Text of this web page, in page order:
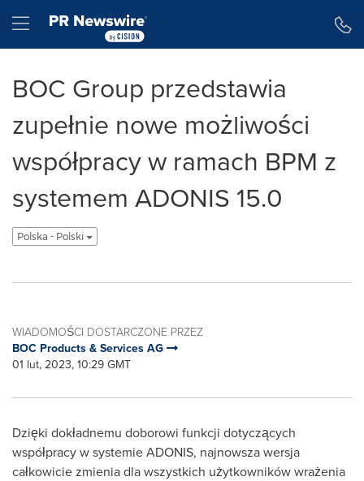
Hamburger menu
BOC Group przedstawia
zupełnie nowe możliwości
współpracy w ramach BPM z
systemem ADONIS 15.0
Polska - Polski
WIADOMOŚCI DOSTARCZONE PRZEZ
BOC Products & Services AG
01 lut, 2023, 10:29 GMT
Dzięki dokładnemu doborowi funkcji dotyczących
współpracy w systemie ADONIS, najnowsza wersja
całkowicie zmienia dla wszystkich użytkowników wrażenia